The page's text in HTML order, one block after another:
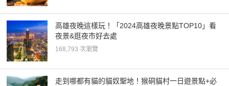
高雄夜晚這樣玩！「2024高雄夜晚景點TOP10」看
夜景&逛夜市好去處
168,793 次瀏覽
走到哪都有貓的貓奴聖地！猴硐貓村一日遊景點+必